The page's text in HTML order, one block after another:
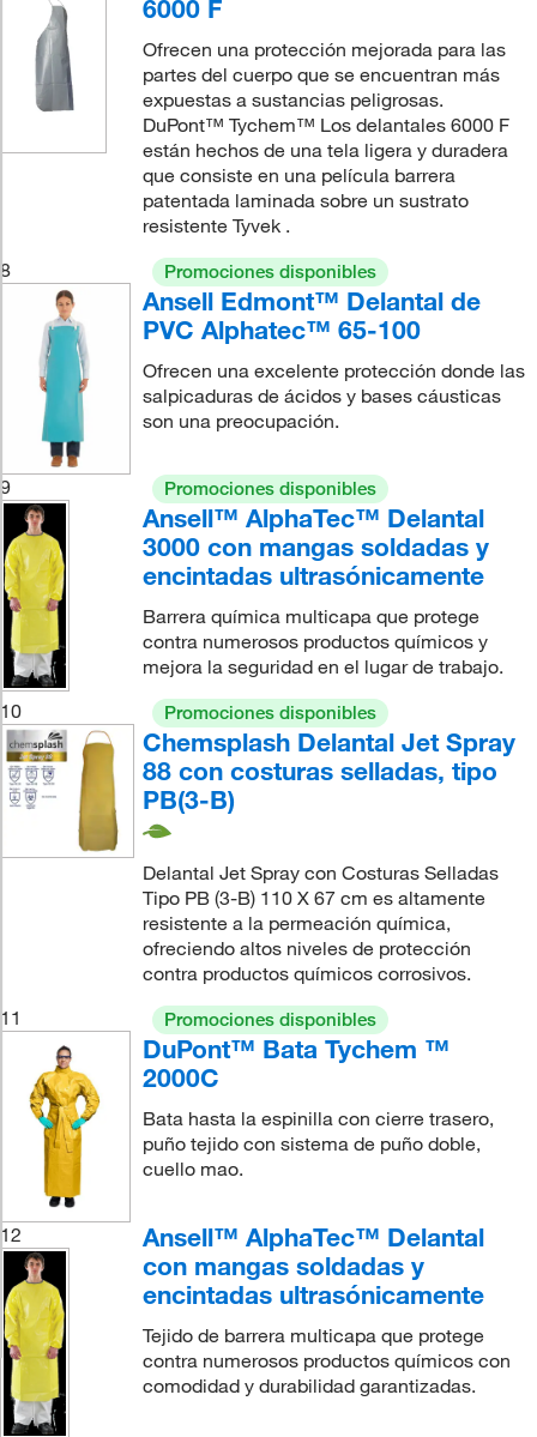
6000 F
Ofrecen una protección mejorada para las
partes del cuerpo que se encuentran más
expuestas a sustancias peligrosas.
DuPont™ Tychem™ Los delantales 6000 F
están hechos de una tela ligera y duradera
que consiste en una película barrera
patentada laminada sobre un sustrato
resistente Tyvek .
8
Promociones disponibles
Ansell Edmont™ Delantal de
PVC Alphatec™ 65-100
Ofrecen una excelente protección donde las
salpicaduras de ácidos y bases cáusticas
son una preocupación.
9 Promociones disponibles
Ansell™ AlphaTec™ Delantal
3000 con mangas soldadas y
encintadas ultrasónicamente
Barrera química multicapa que protege
contra numerosos productos químicos y
mejora la seguridad en el lugar de trabajo.
10
Promociones disponibles
Chemsplash Delantal Jet Spray
88 con costuras selladas, tipo
PB(3-B)
Delantal Jet Spray con Costuras Selladas
Tipo PB (3-B) 110 X 67 cm es altamente
resistente a la permeación química,
ofreciendo altos niveles de protección
contra productos químicos corrosivos.
11
Promociones disponibles
DuPont™ Bata Tychem ™
2000C
Bata hasta la espinilla con cierre trasero,
puño tejido con sistema de puño doble,
cuello mao.
12
Ansell™ AlphaTec™ Delantal
con mangas soldadas y
encintadas ultrasónicamente
Tejido de barrera multicapa que protege
contra numerosos productos químicos con
comodidad y durabilidad garantizadas.